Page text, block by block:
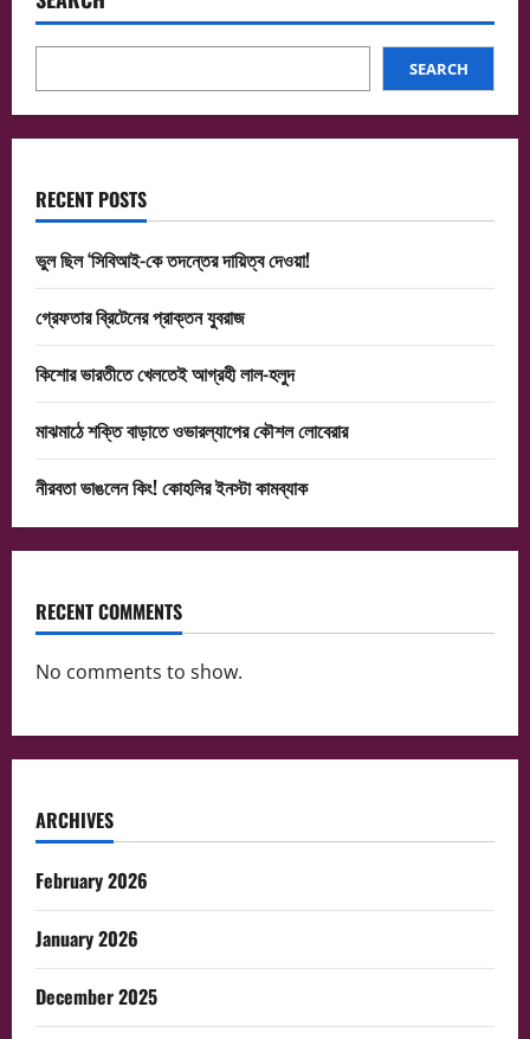
SEARCH
RECENT POSTS
ভুল ছিল ‘সিবিআই-কে তদন্তের দায়িত্ব দেওয়া!
গ্রেফতার ব্রিটেনের প্রাক্তন যুবরাজ
কিশোর ভারতীতে খেলতেই আগ্রহী লাল-হলুদ
মাঝমাঠে শক্তি বাড়াতে ওভারল্যাপের কৌশল লোবেরার
নীরবতা ভাঙলেন কিং! কোহলির ইনস্টা কামব্যাক
RECENT COMMENTS
No comments to show.
ARCHIVES
February 2026
January 2026
December 2025